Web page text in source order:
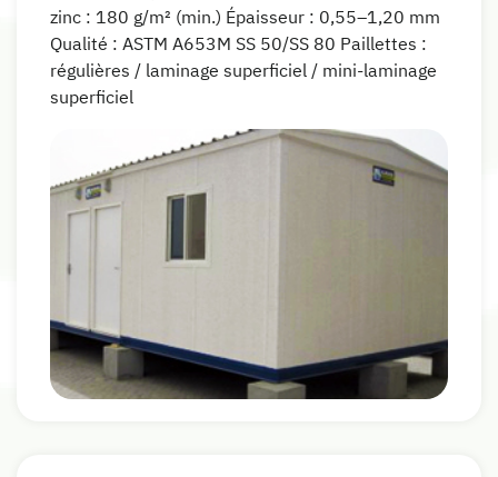
zinc : 180 g/m² (min.) Épaisseur : 0,55–1,20 mm
Qualité : ASTM A653M SS 50/SS 80 Paillettes :
régulières / laminage superficiel / mini-laminage
superficiel